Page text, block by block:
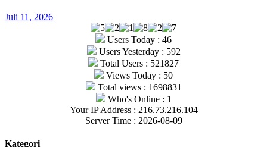
Juli 11, 2026
Users Today : 46
Users Yesterday : 592
Total Users : 521827
Views Today : 50
Total views : 1698831
Who's Online : 1
Your IP Address : 216.73.216.104
Server Time : 2026-08-09
Kategori